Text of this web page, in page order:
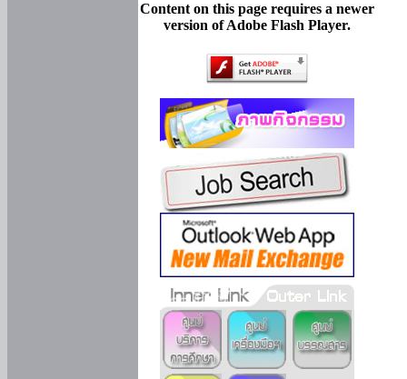
Content on this page requires a newer
version of Adobe Flash Player.